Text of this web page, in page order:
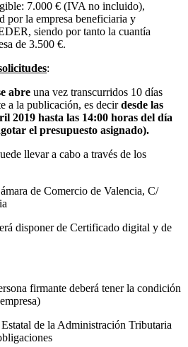
7.000 € (IVA no incluido),
por la empresa beneficiaria y
siendo por tanto la cuantía
de 3.500 €.
:
abre una vez transcurridos 10 días
a la publicación, es decirdesde las
2019 hasta las 14:00 horas del día
el presupuesto asignado).
llevar a cabo a través de los
de Comercio de Valencia, C/
disponer de Certificado digital y de
firmante deberá tener la condición
de la Administración Tributaria